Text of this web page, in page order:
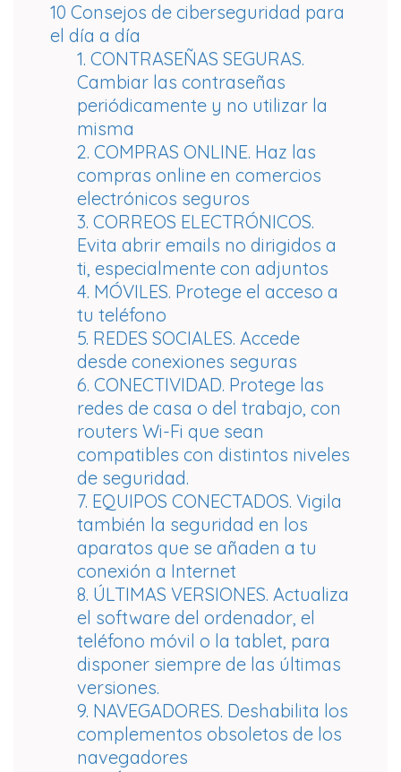
10 Consejos de ciberseguridad para
el día a día
1. CONTRASEÑAS SEGURAS.
Cambiar las contraseñas
periódicamente y no utilizar la
misma
2. COMPRAS ONLINE. Haz las
compras online en comercios
electrónicos seguros
3. CORREOS ELECTRÓNICOS.
Evita abrir emails no dirigidos a
ti, especialmente con adjuntos
4. MÓVILES. Protege el acceso a
tu teléfono
5. REDES SOCIALES. Accede
desde conexiones seguras
6. CONECTIVIDAD. Protege las
redes de casa o del trabajo, con
routers Wi-Fi que sean
compatibles con distintos niveles
de seguridad.
7. EQUIPOS CONECTADOS. Vigila
también la seguridad en los
aparatos que se añaden a tu
conexión a Internet
8. ÚLTIMAS VERSIONES. Actualiza
el software del ordenador, el
teléfono móvil o la tablet, para
disponer siempre de las últimas
versiones.
9. NAVEGADORES. Deshabilita los
complementos obsoletos de los
navegadores